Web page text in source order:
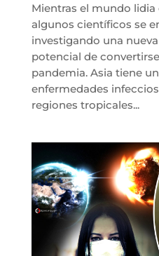
Mientras el mundo lidia
algunos científicos se
investigando una
potencial de
pandemia. Asia tiene
enfermedades
regiones tropicales...